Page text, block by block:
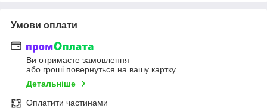
Умови оплати
Ви отримаєте замовлення
або гроші повернуться на вашу картку
Детальніше
Оплатити частинами